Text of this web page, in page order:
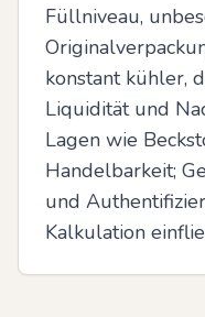
Füllniveau,
konstant kühler,
Liquidität und
Lagen wie
Handelbarkeit;
und
Kalkulation